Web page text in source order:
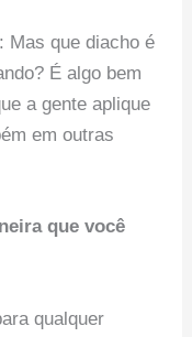
Mas que diacho é
É algo bem
a gente aplique
em outras
que você
qualquer